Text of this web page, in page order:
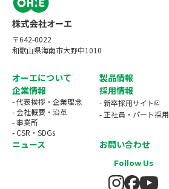
〒642-0022
和歌山県海南市大野中1010
オーエについて
製品情報
企業情報
- 代表挨拶・企業理念
- 会社概要・沿革
- 事業所
- CSR・SDGs
採用情報
- 新卒採用サイト
- 正社員・パート採用
ニュース お問い合わせ
Follow Us